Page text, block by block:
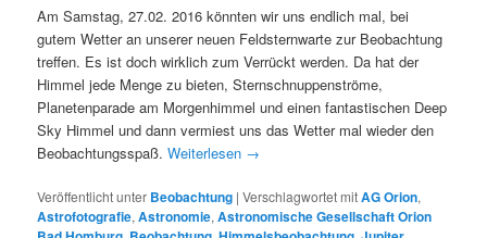
Am Samstag, 27.02. 2016 könnten wir uns endlich mal, bei
gutem Wetter an unserer neuen Feldsternwarte zur Beobachtung
treffen. Es ist doch wirklich zum Verrückt werden. Da hat der
Himmel jede Menge zu bieten, Sternschnuppenströme,
Planetenparade am Morgenhimmel und einen fantastischen Deep
Sky Himmel und dann vermiest uns das Wetter mal wieder den
Beobachtungsspaß.Weiterlesen →
Veröffentlicht unter Beobachtung |Verschlagwortet mitAG Orion,
Astrofotografie,Astronomie,Astronomische Gesellschaft Orion